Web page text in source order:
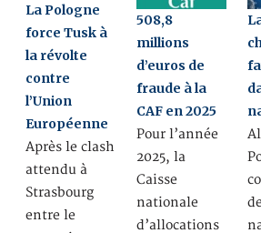
La Pologne
force Tusk à
la révolte
contre
l’Union
Européenne
Après le clash
attendu à
Strasbourg
entre le
508,8
millions
d’euros de
fraude à la
CAF en 2025
Pour l’année
2025, la
Caisse
nationale
d’allocations